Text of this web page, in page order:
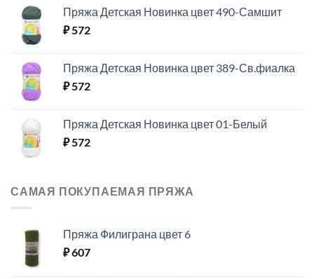
Пряжа Детская Новинка цвет 490-Самшит
₽572
Пряжа Детская Новинка цвет 389-Св.фиалка
₽572
Пряжа Детская Новинка цвет 01-Белый
₽572
САМАЯ ПОКУПАЕМАЯ ПРЯЖА
Пряжа Филиграна цвет 6
₽607